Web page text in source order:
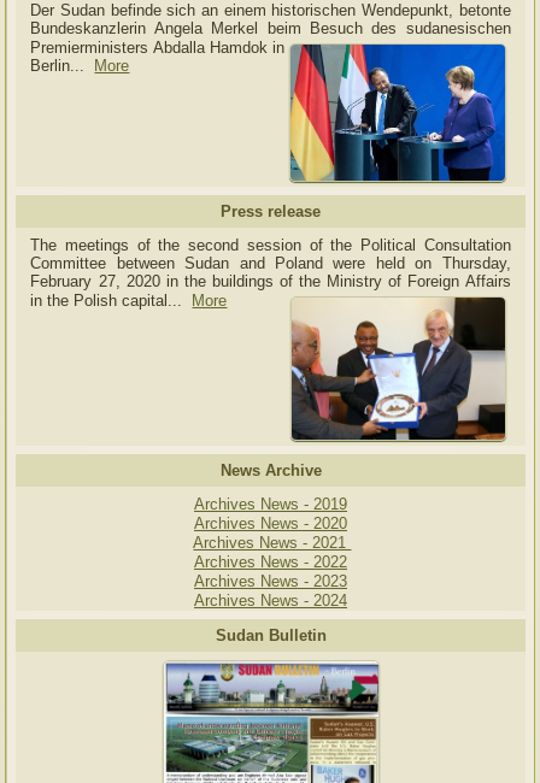
Der Sudan befinde sich an einem historischen Wendepunkt, betonte
Bundeskanzlerin Angela Merkel beim Besuch des sudanesischen
Premierministers Abdalla Hamdok in
Berlin...
More
Press release
The meetings of the second session of the Political Consultation
Committee between Sudan and Poland were held on Thursday,
February 27, 2020 in the buildings of the Ministry of Foreign Affairs
in the Polish capital.
More
News Archive
Archives News - 2019
Archives News - 2020
Archives News - 2021
Archives News - 2022
Archives News - 2023
Archives News - 2024
Sudan Bulletin